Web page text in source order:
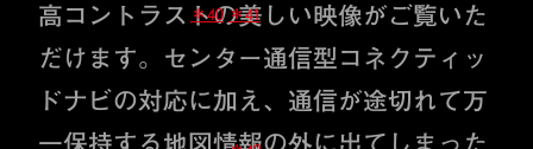
高コントラストの美しい映像がご覧いた
だけます。センター通信型コネクティッ
ドナビの対応に加え、通信が途切れて万
＊40 ＊41